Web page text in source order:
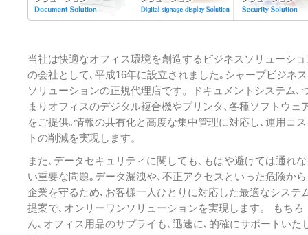
当社は快適なオフィス環境を創造するビジネスソリューショ
の会社として､平成16年に設立されました｡シャープビジネス
ソリューションの正規代理店です。ドキュメントシステム､
まりオフィスのデジタル複合機やプリンタ､各種ソフトウェ
をご提供｡情報の共有化と高度な集中管理に対応し､運用コス
トの削減を実現します。
また､データセキュリティに関しても､もはや避けては通れな
い重要な問題｡データ漏洩や､不正アクセスといった危険から
企業を守るため､お客様一人ひとりに対応した最適なシステ
提案で､オンリーワンソリューションを実現します。 もちろ
ん､オフィス用品のサプライも､迅速に､的確にサポートいた